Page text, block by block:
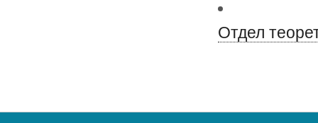
Отдел